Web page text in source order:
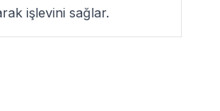
işlevini sağlar.